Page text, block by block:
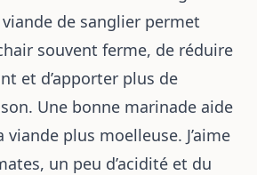
de sanglier permet
souvent ferme, de réduire
et d’apporter plus de
Une bonne marinade aide
plus moelleuse. J’aime
un peu d’acidité et du